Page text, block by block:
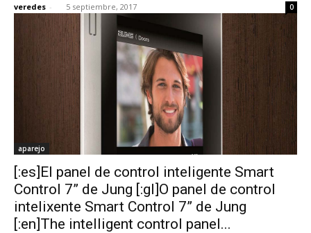
veredes - 5 septiembre, 2017 0
aparejo
[:es]El panel de control inteligente Smart
Control 7” de Jung [:gl]O panel de control
intelixente Smart Control 7” de Jung
[:en]The intelligent control panel...